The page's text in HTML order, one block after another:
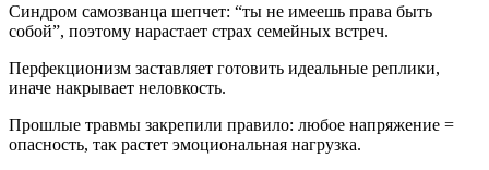
Синдром самозванца шепчет: “ты не имеешь права быть
собой”, поэтому нарастает страх семейных встреч.
Перфекционизм заставляет готовить идеальные реплики,
иначе накрывает неловкость.
Прошлые травмы закрепили правило: любое напряжение =
опасность, так растет эмоциональная нагрузка.